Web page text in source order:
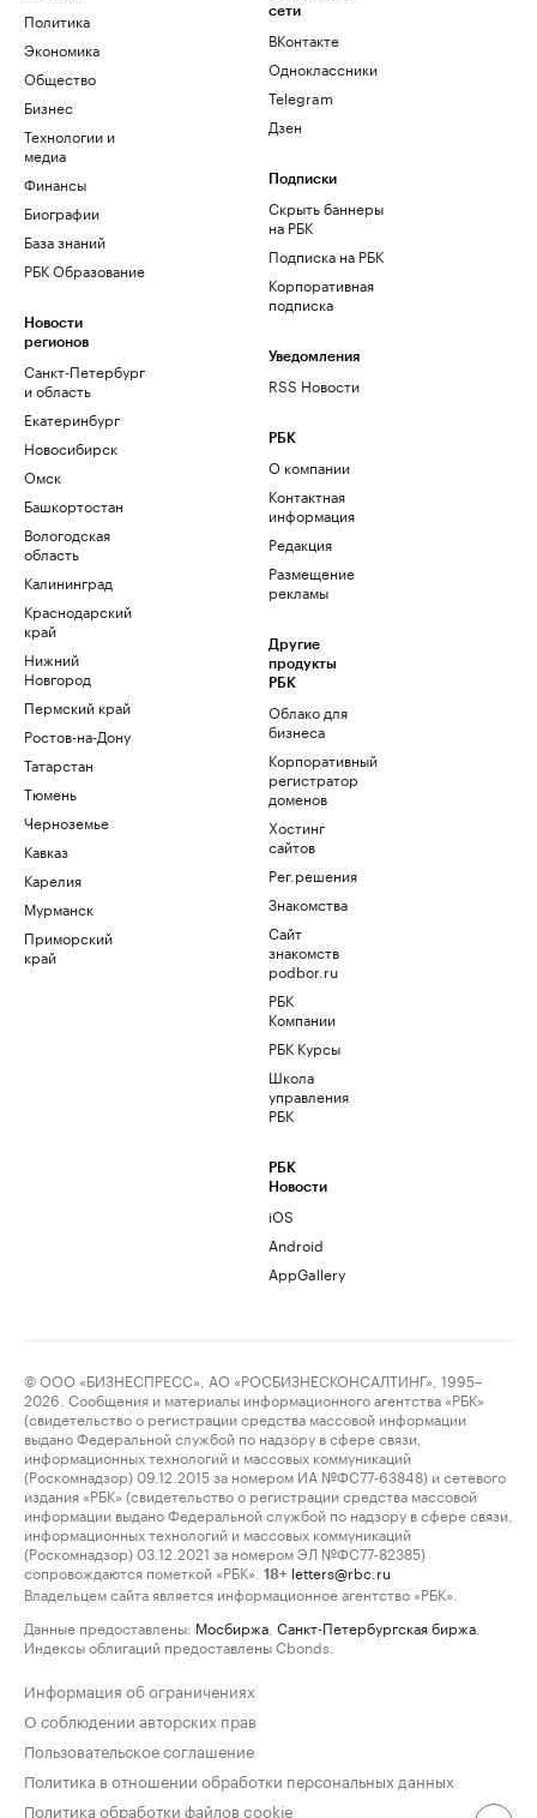
Политика
Экономика
Общество
Бизнес
Технологии и
медиа
Финансы
Биографии
База знаний
РБК Образование
Новости
регионов
Санкт-Петербург
и область
Екатеринбург
Новосибирск
Омск
Башкортостан
Вологодская
область
Калининград
Краснодарский
край
Нижний
Новгород
Пермский край
Ростов-на-Дону
Татарстан
Тюмень
Черноземье
Кавказ
Карелия
Мурманск
Приморский
край
сети
ВКонтакте
Одноклассники
Telegram
Дзен
Подписки
Скрыть баннеры
на РБК
Подписка на РБК
Корпоративная
подписка
Уведомления
RSS Новости
РБК
О компании
Контактная
информация
Редакция
Размещение
рекламы
Другие
продукты
РБК
Облако для
бизнеса
Корпоративный
регистратор
доменов
Хостинг
сайтов
Рег.решения
Знакомства
Сайт
знакомств
podbor.ru
РБК
Компании
РБК Курсы
Школа
управления
РБК
РБК
Новости
iOS
Android
AppGallery
© ООО «БИЗНЕСПРЕСС», АО «РОСБИЗНЕСКОНСАЛТИНГ», 1995–
2026. Сообщения и материалы информационного агентства «РБК»
(свидетельство о регистрации средства массовой информации
выдано Федеральной службой по надзору в сфере связи,
информационных технологий и массовых коммуникаций
(Роскомнадзор) 09.12.2015 за номером ИА №ФС77-63848) и сетевого
издания «РБК» (свидетельство о регистрации средства массовой
информации выдано Федеральной службой по надзору в сфере связи,
информационных технологий и массовых коммуникаций
(Роскомнадзор) 03.12.2021 за номером ЭЛ №ФС77-82385)
сопровождаются пометкой «РБК».
18+ letters@rbc.ru
Владельцем сайта является информационное агентство «РБК».
Данные предоставлены: Мосбиржа Санкт-Петербургская биржа
Индексы облигаций предоставлены Cbonds.
Информация об ограничениях
О соблюдении авторских прав
Пользовательское соглашение
Политика в отношении обработки персональных данных
Политика обработки файлов cookie